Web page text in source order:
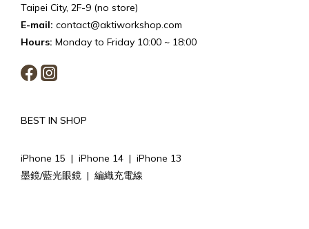
Taipei City, 2F-9 (no store)
E-mail: contact@aktiworkshop.com
Hours: Monday to Friday 10:00 ~ 18:00
BEST IN SHOP
iPhone 15 | iPhone 14 | iPhone 13
墨鏡/藍光眼鏡 | 編織充電線